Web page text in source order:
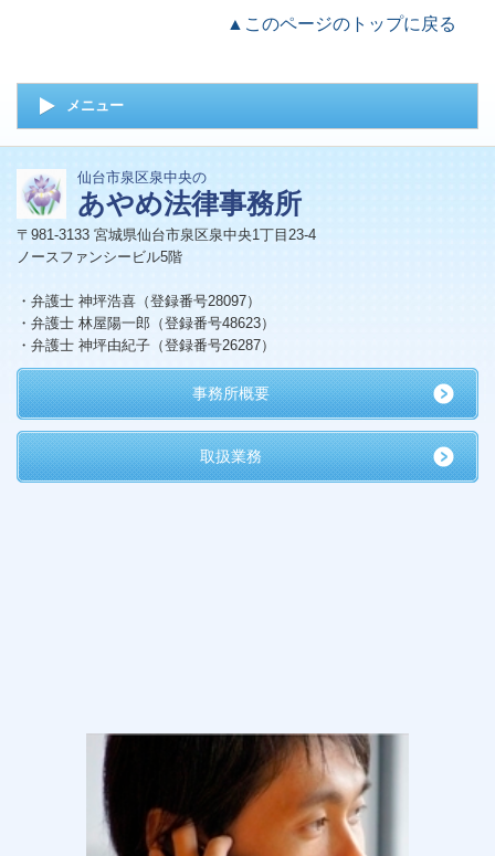
▲このページのトップに戻る
メニュー
仙台市泉区泉中央の
あやめ法律事務所
〒981-3133 宮城県仙台市泉区泉中央1丁目23-4
ノースファンシービル5階
・弁護士 神坪浩喜（登録番号28097）
・弁護士 林屋陽一郎（登録番号48623）
・弁護士 神坪由紀子（登録番号26287）
事務所概要
取扱業務